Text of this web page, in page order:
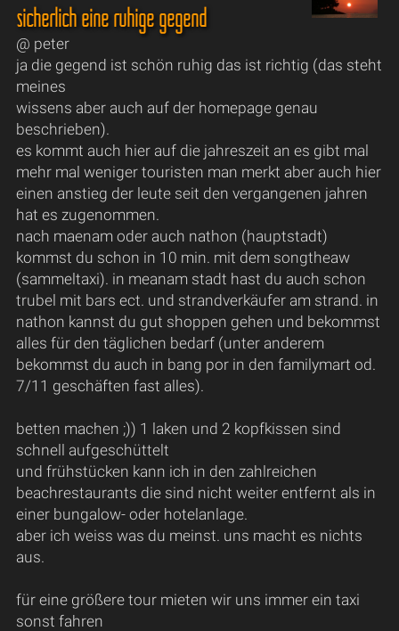
sicherlich eine ruhige gegend
@ peter
ja die gegend ist schön ruhig das ist richtig (das steht
meines
wissens aber auch auf der homepage genau
beschrieben).
es kommt auch hier auf die jahreszeit an es gibt mal
mehr mal weniger touristen man merkt aber auch hier
einen anstieg der leute seit den vergangenen jahren
hat es zugenommen.
nach maenam oder auch nathon (hauptstadt)
kommst du schon in 10 min. mit dem songtheaw
(sammeltaxi). in meanam stadt hast du auch schon
trubel mit bars ect. und strandverkäufer am strand. in
nathon kannst du gut shoppen gehen und bekommst
alles für den täglichen bedarf (unter anderem
bekommst du auch in bang por in den familymart od.
7/11 geschäften fast alles).
betten machen ;)) 1 laken und 2 kopfkissen sind
schnell aufgeschüttelt
und frühstücken kann ich in den zahlreichen
beachrestaurants die sind nicht weiter entfernt als in
einer bungalow- oder hotelanlage.
aber ich weiss was du meinst. uns macht es nichts
aus.
für eine größere tour mieten wir uns immer ein taxi
sonst fahren